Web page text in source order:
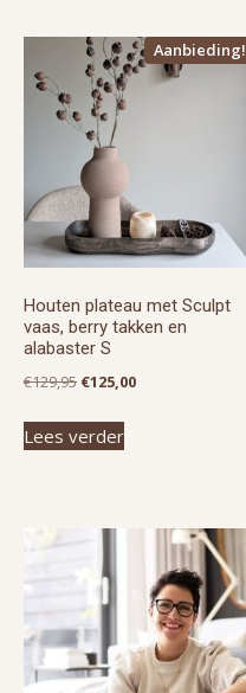
Aanbieding!
Houten plateau met Sculpt
vaas, berry takken en
alabaster S
€129,95 Oorspronkelijke
was:
€125,00Huidige
Lees verder